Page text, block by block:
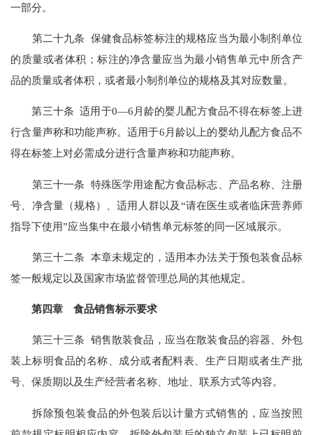
一部分。
第二十九条 保健食品标签标注的规格应当为最小制剂单位
的质量或者体积；标注的净含量应当为最小销售单元中所含产
品的质量或者体积，或者最小制剂单位的规格及其对应数量。
第三十条 适用于0—6月龄的婴儿配方食品不得在标签上进
行含量声称和功能声称。适用于6月龄以上的婴幼儿配方食品不
得在标签上对必需成分进行含量声称和功能声称。
第三十一条 特殊医学用途配方食品标志、产品名称、注册
号、净含量（规格）、适用人群以及“请在医生或者临床营养师
指导下使用”应当集中在最小销售单元标签的同一区域展示。
第三十二条 本章未规定的，适用本办法关于预包装食品标
签一般规定以及国家市场监督管理总局的其他规定。
第四章 食品销售标示要求
第三十三条 销售散装食品，应当在散装食品的容器、外包
装上标明食品的名称、成分或者配料表、生产日期或者生产批
号、保质期以及生产经营者名称、地址、联系方式等内容。
拆除预包装食品的外包装后以计量方式销售的，应当按照